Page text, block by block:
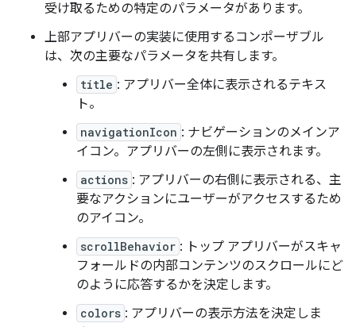
受け取るための特定のパラメータがあります。
上部アプリバーの実装に使用するコンポーザブル
は、次の主要なパラメータを共有します。
title : アプリバー全体に表示されるテキス
ト。
navigationIcon : ナビゲーションのメインア
イコン。アプリバーの左側に表示されます。
actions : アプリバーの右側に表示される、主
要なアクションにユーザーがアクセスするため
のアイコン。
scrollBehavior : トップ アプリバーがスキャ
フォールドの内部コンテンツのスクロールにど
のように応答するかを決定します。
colors : アプリバーの表示方法を決定しま